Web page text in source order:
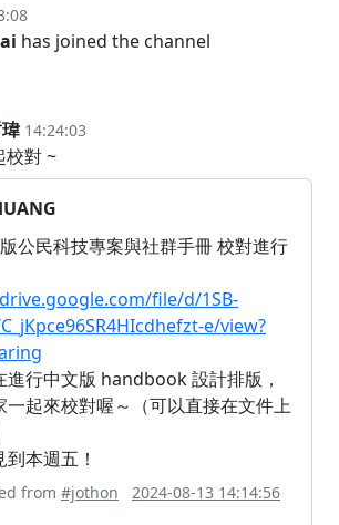
has joined the channel
14:24:03
校對 ~
公民科技專案與社群手冊 校對進行
file/d/1SB-
e/view?
進行中文版 handbook 設計排版，
一起來校對喔～（可以直接在文件上
本週五！
from #jothon 2024-08-13 14:14:56